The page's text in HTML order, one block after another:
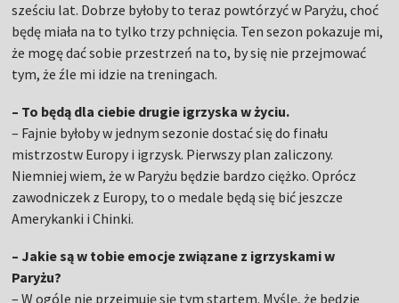
sześciu lat. Dobrze byłoby to teraz powtórzyć w Paryżu, choć
będę miała na to tylko trzy pchnięcia. Ten sezon pokazuje mi,
że mogę dać sobie przestrzeń na to, by się nie przejmować
tym, że źle mi idzie na treningach.
– To będą dla ciebie drugie igrzyska w życiu.
– Fajnie byłoby w jednym sezonie dostać się do finału
mistrzostw Europy i igrzysk. Pierwszy plan zaliczony.
Niemniej wiem, że w Paryżu będzie bardzo ciężko. Oprócz
zawodniczek z Europy, to o medale będą się bić jeszcze
Amerykanki i Chinki.
– Jakie są w tobie emocje związane z igrzyskami w
Paryżu?
– W ogóle nie przejmuję się tym startem. Myślę, że będzie